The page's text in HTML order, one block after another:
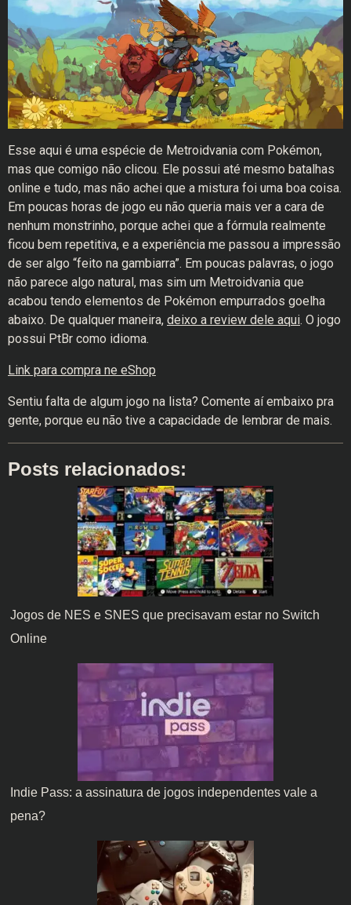
Esse aqui é uma espécie de Metroidvania com Pokémon,
mas que comigo não clicou. Ele possui até mesmo batalhas
online e tudo, mas não achei que a mistura foi uma boa coisa.
Em poucas horas de jogo eu não queria mais ver a cara de
nenhum monstrinho, porque achei que a fórmula realmente
ficou bem repetitiva, e a experiência me passou a impressão
de ser algo “feito na gambiarra”. Em poucas palavras, o jogo
não parece algo natural, mas sim um Metroidvania que
acabou tendo elementos de Pokémon empurrados goelha
abaixo. De qualquer maneira, deixo a review dele aqui. O jogo
possui PtBr como idioma.
Link para compra ne eShop
Sentiu falta de algum jogo na lista? Comente aí embaixo pra
gente, porque eu não tive a capacidade de lembrar de mais.
Posts relacionados:
Jogos de NES e SNES que precisavam estar no Switch
Online
Indie Pass: a assinatura de jogos independentes vale a
pena?